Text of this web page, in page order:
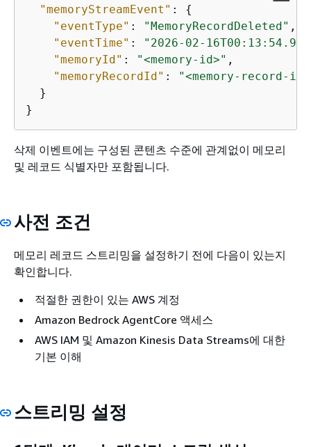
"memoryStreamEvent" : {
"eventType" : "MemoryRecordDeleted" ,
"eventTime" :
"2026-02-
"memoryId" : "<memory-id>" ,
"memoryRecordId" :
"<memory-record-
  }
}
삭제 이벤트에는 구성된 콘텐츠 수준에 관계없이 메모리
및 레코드 식별자만 포함됩니다.
사전 조건
메모리 레코드 스트리밍을 설정하기 전에 다음이 있는지
확인합니다.
적절한 권한이 있는 AWS 계정
Amazon Bedrock AgentCore 액세스
AWS IAM 및 Amazon Kinesis Data Streams에 대한
기본 이해
스트리밍 설정